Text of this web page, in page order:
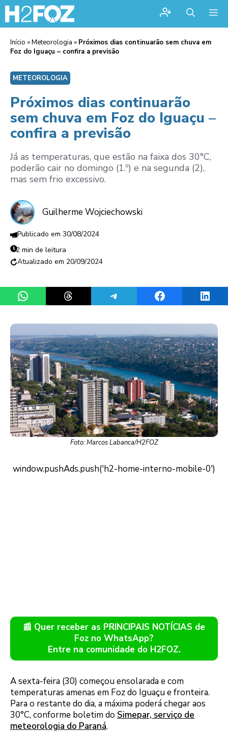
Início »Meteorologia » Próximos dias continuarão sem chuva em
Foz do Iguaçu – confira a previsão
METEOROLOGIA
Próximos dias continuarão
sem chuva em Foz do Iguaçu –
confira a previsão
Já as temperaturas, que estão na faixa dos 30°C,
poderão cair no domingo (1.º) e na segunda (2),
mas sem frio excessivo.
Guilherme Wojciechowski
30/08/2024
2 min de leitura
20/09/2024
Share on WhatsAppShare on ThreadsShare on TelegramShare on Facebook
Foto: Marcos Labanca/H2FOZ
📰 Quer receber as PRINCIPAIS NOTÍCIAS de
Foz no WhatsApp?
Entre na comunidade do H2FOZ.
A sexta-feira (30) começou ensolarada e com
temperaturas amenas em Foz do Iguaçu e fronteira.
Para o restante do dia, a máxima poderá chegar aos
30°C, conforme boletim do Simepar, serviço de
meteorologia do Paraná.